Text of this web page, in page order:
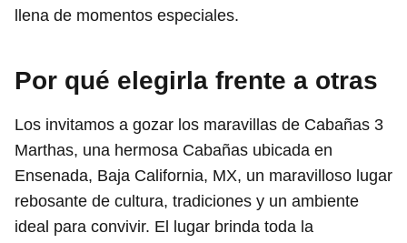
llena de momentos especiales.
Por qué elegirla frente a otras
Los invitamos a gozar los maravillas de Cabañas 3
Marthas, una hermosa Cabañas ubicada en
Ensenada, Baja California, MX, un maravilloso lugar
rebosante de cultura, tradiciones y un ambiente
ideal para convivir. El lugar brinda toda la